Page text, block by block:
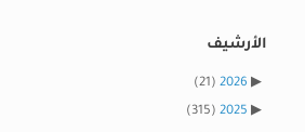
الأرشيف
2026
(21)
2025
(315)